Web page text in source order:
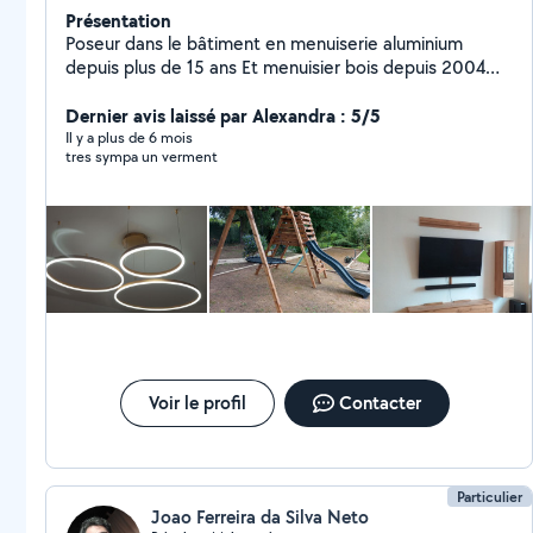
Présentation
Poseur dans le bâtiment en menuiserie aluminium
depuis plus de 15 ans Et menuisier bois depuis 2004
de cuisine.
Dernier avis laissé par Alexandra : 5/5
Il y a plus de 6 mois
tres sympa un verment
Voir le profil Contacter
Particulier
Joao Ferreira da Silva Neto